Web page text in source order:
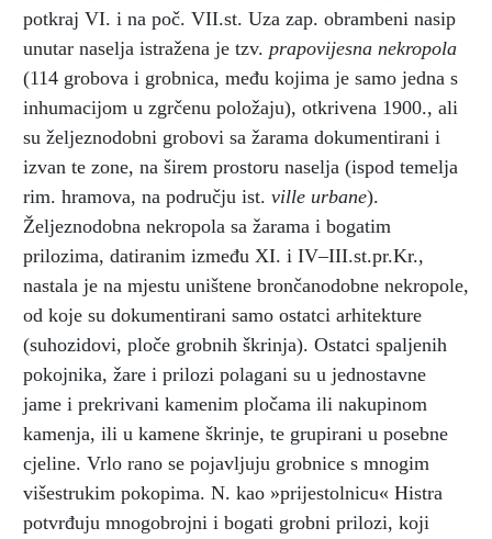
potkraj VI. i na poč. VII.st. Uza zap. obrambeni nasip
unutar naselja istražena je tzv. prapovijesna nekropola
(114 grobova i grobnica, među kojima je samo jedna s
inhumacijom u zgrčenu položaju), otkrivena 1900., ali
su željeznodobni grobovi sa žarama dokumentirani i
izvan te zone, na širem prostoru naselja (ispod temelja
rim. hramova, na području ist. ville urbane).
Željeznodobna nekropola sa žarama i bogatim
prilozima, datiranim između XI. i IV–III.st.pr.Kr.,
nastala je na mjestu uništene brončanodobne nekropole,
od koje su dokumentirani samo ostatci arhitekture
(suhozidovi, ploče grobnih škrinja). Ostatci spaljenih
pokojnika, žare i prilozi polagani su u jednostavne
jame i prekrivani kamenim pločama ili nakupinom
kamenja, ili u kamene škrinje, te grupirani u posebne
cjeline. Vrlo rano se pojavljuju grobnice s mnogim
višestrukim pokopima. N. kao »prijestolnicu« Histra
potvrđuju mnogobrojni i bogati grobni prilozi, koji